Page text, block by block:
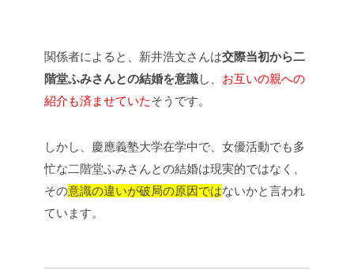
関係者によると、新井浩文さんは交際当初から二
階堂ふみさんとの結婚を意識し、 お互いの親への
紹介も済ませていたそうです。
しかし、慶應義塾大学在学中で、女優活動でも多
忙な二階堂ふみさんとの結婚は現実的ではなく、
その意識の違いが破局の原因ではないかと言われ
ています。